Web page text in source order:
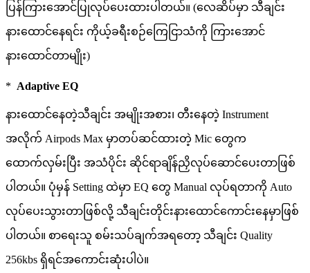
ပြန်ကြားအောင်ပြုလုပ်ပေးထားပါတယ်။ (လေဆိပ်မှာ သီချင်း
နားထောင်နေရင်း ကိုယ့်ခရီးစဉ်ကြေငြာသံကို ကြားအောင်
နားထောင်တာမျိုး)
* Adaptive EQ
နားထောင်နေတဲ့သီချင်း အမျိုးအစား၊ တီးနေတဲ့ Instrument
အလိုက် Airpods Max မှာတပ်ဆင်ထားတဲ့ Mic တွေက
ထောက်လှမ်းပြီး အသံပိုင်း ဆိုင်ရာချိန်ညှိလုပ်ဆောင်ပေးတာဖြစ်
ပါတယ်။ ပုံမှန် Setting ထဲမှာ EQ တွေ Manual လုပ်ရတာကို Auto
လုပ်ပေးသွားတာဖြစ်လို့ သီချင်းတိုင်းနားထောင်ကောင်းနေမှာဖြစ်
ပါတယ်။ စာရေးသူ စမ်းသပ်ချက်အရတော့ သီချင်း Quality
256kbs ရှိရင်အကောင်းဆုံးပါပဲ။